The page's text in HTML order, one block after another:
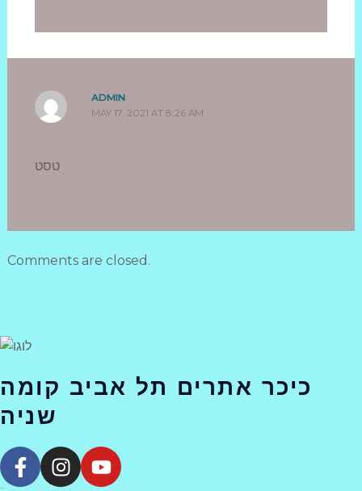
ADMIN
MAY 17, 2021 AT 8:26 AM
טסט
Comments are closed.
כיכר אתרים תל אביב קומה
שניה
F
a
I
n
Y
o